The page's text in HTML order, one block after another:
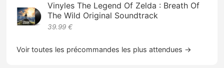
Vinyles The Legend Of Zelda : Breath Of
The Wild Original Soundtrack
39.99 €
Voir toutes les précommandes les plus attendues →